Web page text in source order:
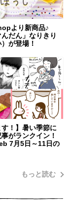
より新商品♪
んだん」なりきり
が登場！
す！】暑い季節に
がランクイン！
7月5日～11日の
もっと読む